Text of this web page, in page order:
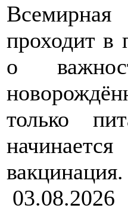
Всемирная
проходит в
о
только
вакцинация.
03.08.2026